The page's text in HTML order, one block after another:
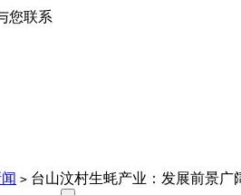
您联系
> 台山汶村生蚝产业：发展前景广